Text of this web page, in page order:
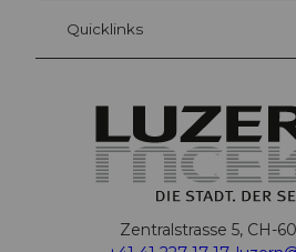
Quicklinks
Zentralstrasse 5, CH-